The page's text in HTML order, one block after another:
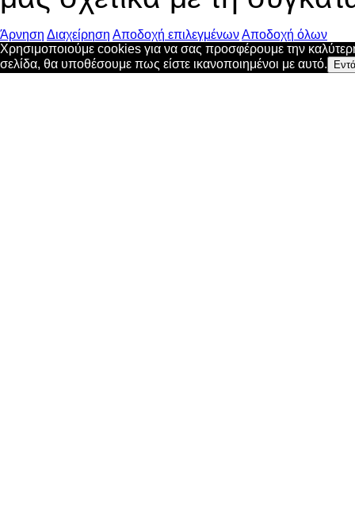
Άρνηση Διαχείρηση Αποδοχή επιλεγμένωνΑποδοχή όλων
Χρησιμοποιούμε cookies για να σας προσφέρουμε την
σελίδα, θα υποθέσουμε πως είστε ικανοποιημένοι με αυτό.